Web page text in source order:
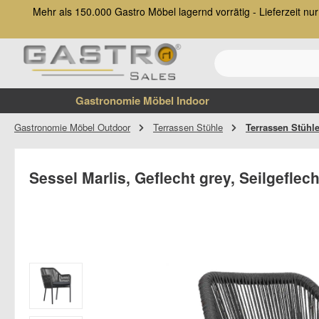
Hauptinhalt springen
Zur Suche springen
Zur Hauptnavigation springen
Mehr als 150.000 Gastro Möbel lagernd vorrätig - Lieferzeit
Gastronomie Möbel Indoor
Gastronomie Möbel Outdoor Terrassen Stühle Terrassen
Sessel Marlis, Geflecht grey,
Bildergalerie überspringen